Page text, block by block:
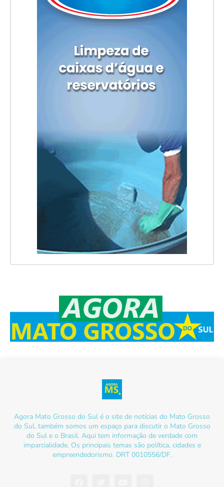
Agora Mato Grosso do Sul é o site de notícias do Mato Grosso
do Sul, também somos um espaço para discutir o Mato Grosso
do Sul e o Brasil. Aqui tem informação de verdade com
imparcialidade. Os principais temas são política, cidades e
empreendedorismo. DRT 0010556/DF.